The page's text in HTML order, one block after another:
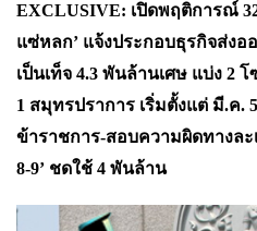
EXCLUSIVE: เปิดพฤติการณ์
แซ่หลก’ แจ้งประกอบธุรกิจส่ง
เป็นเท็จ 4.3 พันล้านเศษ แบ่ง 2
1 สมุทรปราการ เริ่มตั้งแต่ มี.ค.
ข้าราชการ-สอบความผิดทางละ
8-9’ ชดใช้ 4 พันล้าน